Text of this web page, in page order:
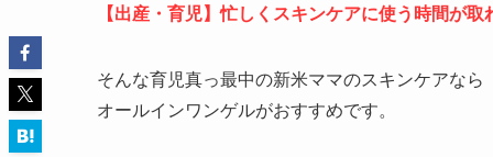
【出産・育児】忙しくスキンケアに使う時間が取
そんな育児真っ最中の新米ママのスキンケアなら
オールインワンゲルがおすすめです。